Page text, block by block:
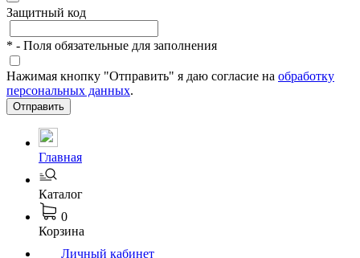
Защитный код
* - Поля обязательные для заполнения
Нажимая кнопку "Отправить" я даю согласие на обработку
персональных данных.
Отправить
Главная
Каталог
0
Корзина
Личный кабинет